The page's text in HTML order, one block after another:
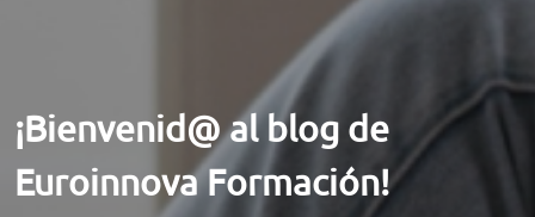
¡Bienvenid@ al blog de
Euroinnova Formación!